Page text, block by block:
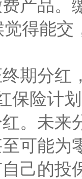
产品。
得能交
期分红
保险计
。未来
可能为
己的投